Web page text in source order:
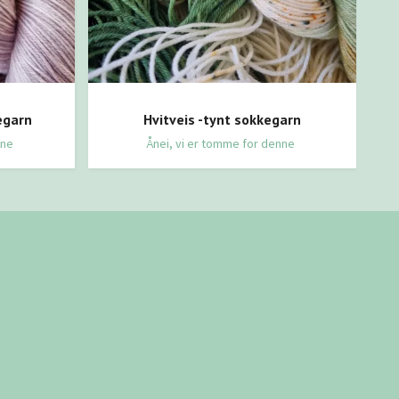
Hvitveis -tynt sokkegarn
Ånei, vi er tomme for denne